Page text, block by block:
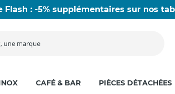
Flash : -5% supplémentaires sur nos
CAFÉ & BAR PIÈCES DÉTACHÉES